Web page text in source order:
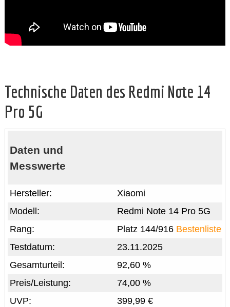
Technische Daten des Redmi Note 14
Pro 5G
Daten und
Messwerte
Xiaomi
Hersteller:
Redmi Note 14 Pro 5G
Modell:
Platz 144/916 Bestenliste
Rang:
23.11.2025
Testdatum:
92,60 %
Gesamturteil:
74,00 %
Preis/Leistung:
399,99 €
UVP: